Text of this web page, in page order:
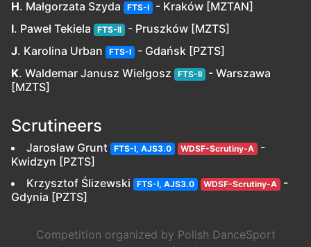
H. Małgorzata Szyda FTS-I - Kraków [MZTAN]
I. Paweł Tekiela FTS-II - Pruszków [MZTS]
J. Karolina Urban FTS-I - Gdańsk [PZTS]
K. Waldemar Janusz Wielgosz FTS-II - Warszawa
[MZTS]
Scrutineers
Jarosław Grunt FTS-I, AJS3.0 WDSF-Scrutiny-A
-
Kwidzyn [PZTS]
Krzysztof Ślizewski
FTS-I, AJS3.0 WDSF-Scrutiny-A
-
Gdynia [PZTS]
Competition organized by Polish DanceSport